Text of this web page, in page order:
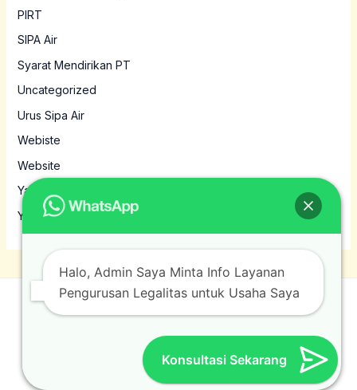
PIRT
SIPA Air
Syarat Mendirikan PT
Uncategorized
Urus Sipa Air
Webiste
Website
Yayasan
Yayasan MBG
© 2026 Jasamura. Powered by Jasamura.
Halo, Admin Saya Minta Info Layanan
Pengurusan Legalitas untuk Usaha Saya
Konsultasi Sekarang